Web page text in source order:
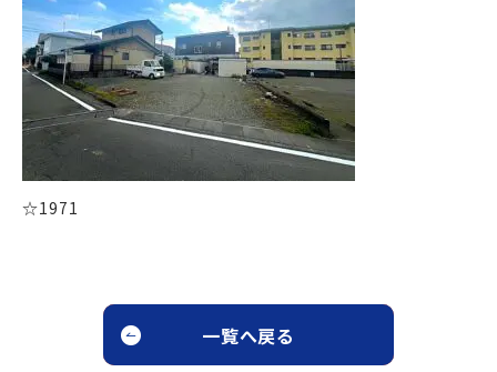
LINEでお問い合わせ
☆1971
一覧へ戻る